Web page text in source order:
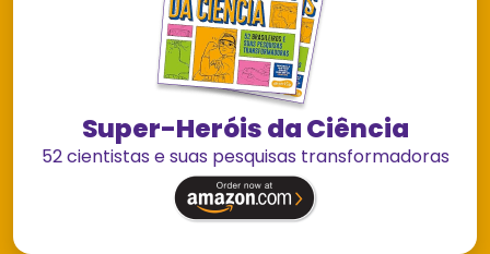
Super-Heróis da Ciência
52 cientistas e suas pesquisas transformadoras